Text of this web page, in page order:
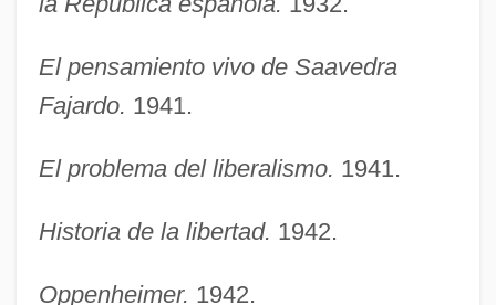
El pensamiento vivo de Saavedra
Fajardo. 1941.
El problema del liberalismo. 1941.
Historia de la libertad. 1942.
Oppenheimer. 1942.